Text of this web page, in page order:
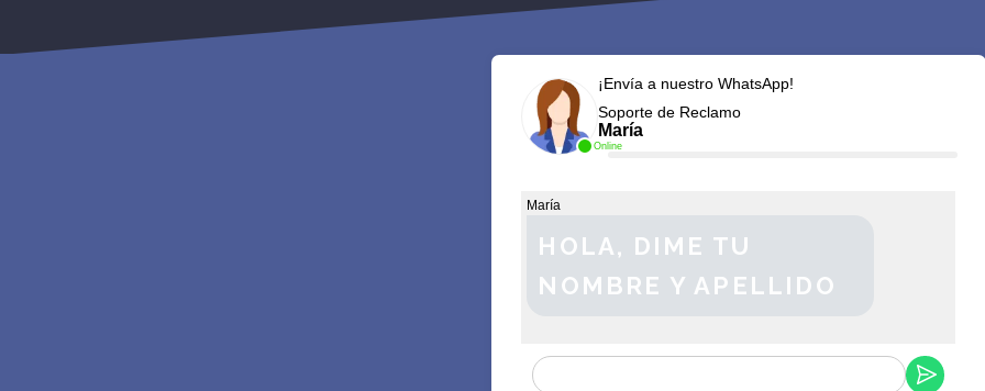
Online
¡Envía a nuestro WhatsApp!
Soporte de Reclamo
María
María
HOLA, DIME TU
NOMBRE Y APELLIDO